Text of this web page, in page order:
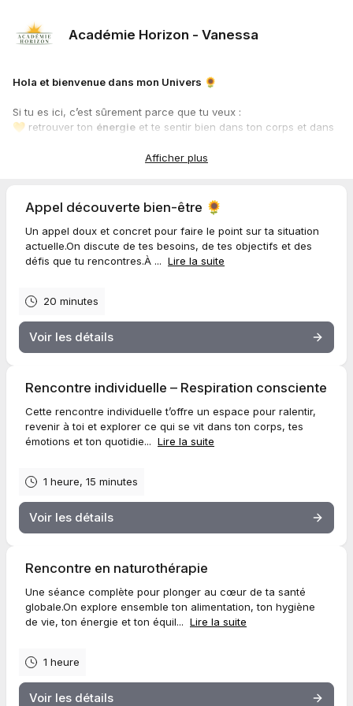
Académie Horizon - Vanessa
Hola et bienvenue dans mon Univers 🌻
Si tu es ici, c’est sûrement parce que tu veux :
💛 retrouver ton énergie et te sentir bien dans ton corps et dans
💛 arrêter de courir partout sans jamais prendre de temps pour
Ou peut-être que tu es ici pour autre chose…
💛 développer ta visibilitéen ligne
💛 structurer tontunnel de vente
💛 améliorer tes résultats avec lapub Meta
Un accompagnement qui s’adapte à toi, selon où tu en es.
✨ D’un côté, un espace bienveillant pour te reconnecter à toi,
retrouver ton énergie et remettre du sens dans ton quotidien.
faire grandir ton entreprise (réseaux sociaux, tunnels de vente,
publicité Meta, rédaction persuasive).
Que ce soit dans ta vie ou dans ton entreprise,
tout commence par l’alignement.
Et si aucun horaire ne te convient, pas de souci.
Écris-moi directement àinfo@academiehorizon.comou appelle-
moi au 819 616-2494 et on trouvera le moment parfait pour toi. 😉
Afficher plus
Appel découverte bien-être 🌻
Un appel doux et concret pour faire le point sur ta situation
actuelle.On discute de tes besoins, de tes objectifs et des
défis que tu rencontres.À ... Lire la suite
20 minutes
Voir les détails
Rencontre individuelle – Respiration consciente
Cette rencontre individuelle t’offre un espace pour ralentir,
revenir à toi et explorer ce qui se vit dans ton corps, tes
émotions et ton quotidie... Lire la suite
1 heure, 15 minutes
Voir les détails
Rencontre en naturothérapie
Une séance complète pour plonger au cœur de ta santé
globale.On explore ensemble ton alimentation, ton hygiène
de vie, ton énergie et ton équil... Lire la suite
1 heure
Voir les détails